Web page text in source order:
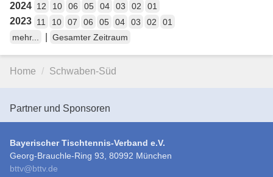
2024 12 10 06 05 04 03 02 01
2023 11 10 07 06 05 04 03 02
01
mehr...
Gesamter Zeitraum
Home Schwaben-Süd
Partner und Sponsoren
Bayerischer Tischtennis-Verband e.V.
Georg-Brauchle-Ring 93, 80992 München
bttv@bttv.de